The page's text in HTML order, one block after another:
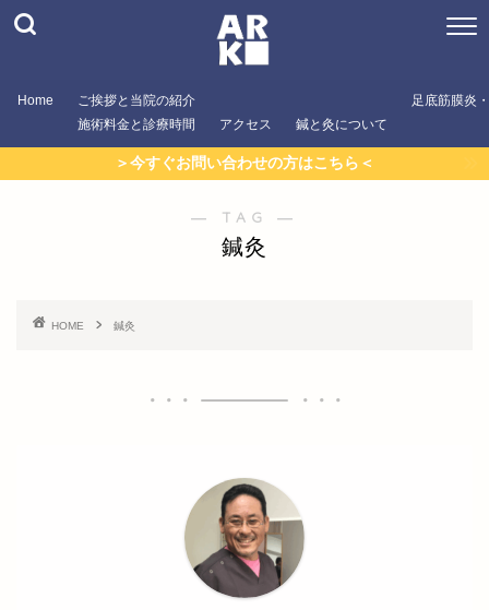
Home
ご挨拶と当院の紹介
施術料金と診療時間
アクセス 鍼と灸について
足底筋膜炎
＞今すぐお問い合わせの方はこちら＜
― TAG ―
鍼灸
HOME 鍼灸